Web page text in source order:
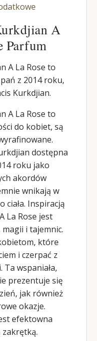
A
Parfum
A La Rose to
z 2014 roku,
Kurkdjian.
A La Rose to
do kobiet, są
dostępna
roku jako
akordów
wnikają w
ciała. Inspiracją
La Rose jest
i tajemnic.
które
i czerpać z
Ta wspaniała,
prezentuje się
jak również
okazje.
efektowna
zakrętką.